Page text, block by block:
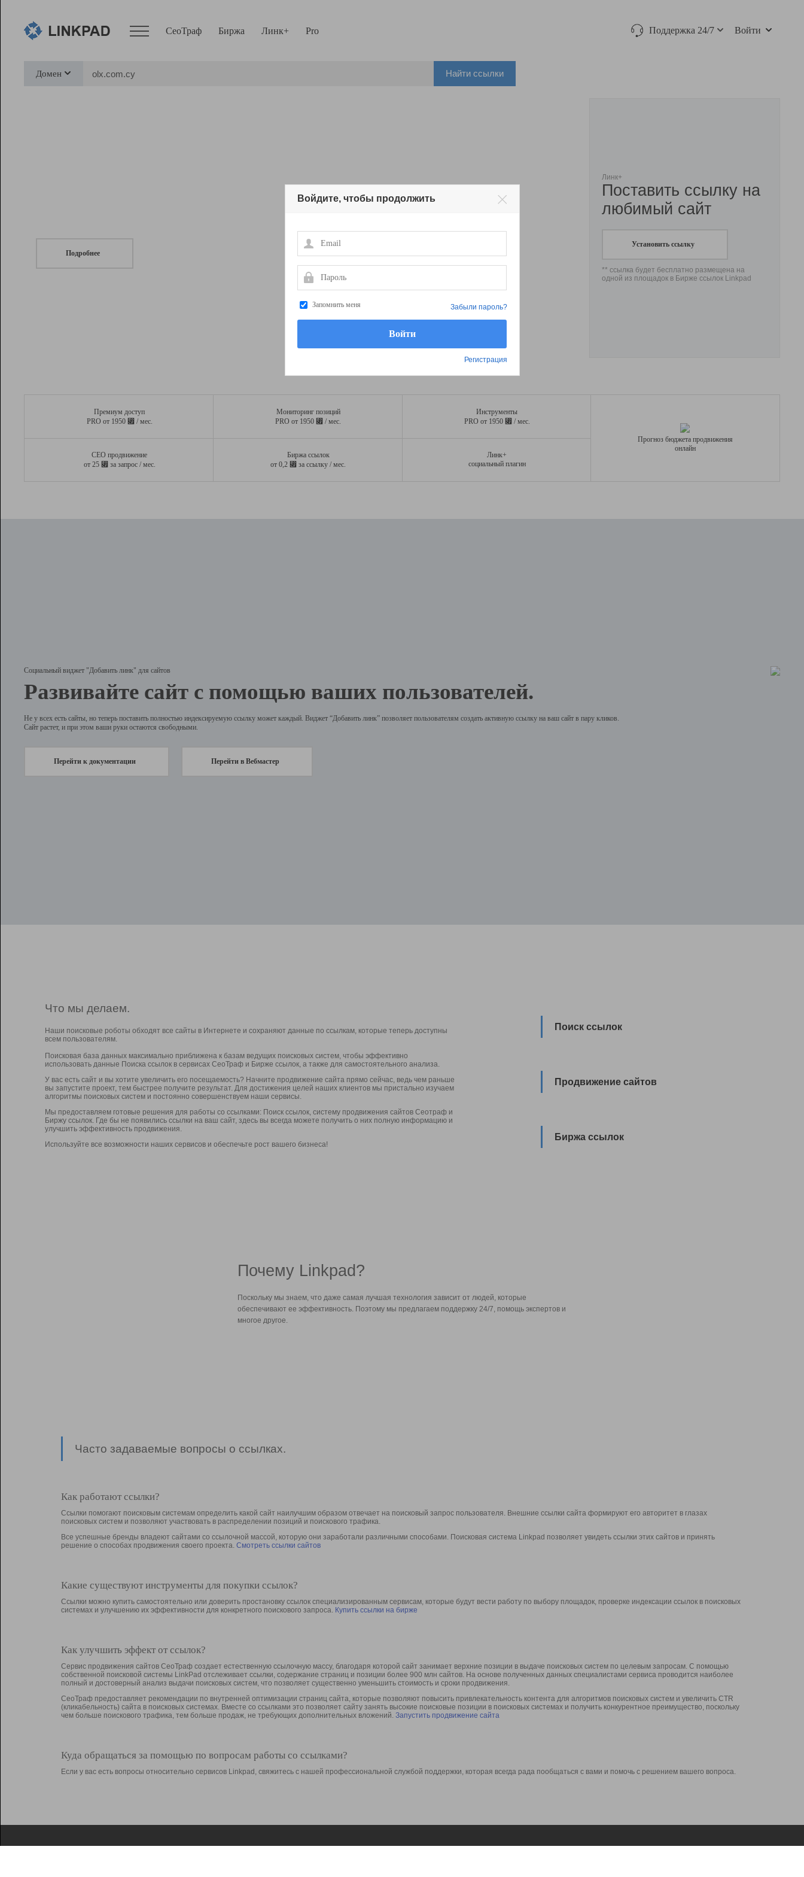
СеоТраф Биржа Линк+ Pro Поддержка 24/7 Войти
Домен Найти ссылки
Подробнее
Линк+
Поставить ссылку на
любимый сайт
Установить ссылку
** ссылка будет бесплатно размещена на
одной из площадок в Бирже ссылок Linkpad
Премиум доступ
PRO от 1950 ⃏ / мес.
Мониторинг позиций
PRO от 1950 ⃏ / мес.
Инструменты
PRO от 1950 ⃏ / мес.
СЕО продвижение
от 25 ⃏ за запрос / мес.
Биржа ссылок
от 0,2 ⃏ за ссылку / мес.
Линк+
социальный плагин
Прогноз бюджета продвижения
онлайн
Социальный виджет "Добавить линк" для сайтов
Развивайте сайт с помощью ваших пользователей.
Не у всех есть сайты, но теперь поставить полностью индексируемую ссылку может каждый. Виджет “Добавить линк” позволяет пользователям создать активную ссылку на ваш сайт в пару кликов.
Сайт растет, и при этом ваши руки остаются свободными.
Перейти к документации Перейти в Вебмастер
Что мы делаем.
Наши поисковые роботы обходят все сайты в Интернете и сохраняют данные по ссылкам, которые теперь доступны
всем пользователям.
Поисковая база данных максимально приближена к базам ведущих поисковых систем, чтобы эффективно
использовать данные Поиска ссылок в сервисах СеоТраф и Бирже ссылок, а также для самостоятельного анализа.
У вас есть сайт и вы хотите увеличить его посещаемость? Начните продвижение сайта прямо сейчас, ведь чем раньше
вы запустите проект, тем быстрее получите результат. Для достижения целей наших клиентов мы пристально изучаем
алгоритмы поисковых систем и постоянно совершенствуем наши сервисы.
Мы предоставляем готовые решения для работы со ссылками: Поиск ссылок, систему продвижения сайтов Сеотраф и
Биржу ссылок. Где бы не появились ссылки на ваш сайт, здесь вы всегда можете получить о них полную информацию и
улучшить эффективность продвижения.
Используйте все возможности наших сервисов и обеспечьте рост вашего бизнеса!
Поиск ссылок
Продвижение сайтов
Биржа ссылок
Почему Linkpad?
Поскольку мы знаем, что даже самая лучшая технология зависит от людей, которые
обеспечивают ее эффективность. Поэтому мы предлагаем поддержку 24/7, помощь экспертов и
многое другое.
Часто задаваемые вопросы о ссылках.
Как работают ссылки?
Ссылки помогают поисковым системам определить какой сайт наилучшим образом отвечает на поисковый запрос пользователя. Внешние ссылки сайта формируют его авторитет в глазах
поисковых систем и позволяют участвовать в раcпределении позиций и поискового трафика.
Все успешные бренды владеют сайтами со ссылочной массой, которую они заработали различными способами. Поисковая система Linkpad позволяет увидеть ссылки этих сайтов и принять
решение о способах продвижения своего проекта. Смотреть ссылки сайтов
Какие существуют инструменты для покупки ссылок?
Ссылки можно купить самостоятельно или доверить простановку ссылок специализированным сервисам, которые будут вести работу по выбору площадок, проверке индексации ссылок в поисковых
системах и улучшению их эффективности для конкретного поискового запроса. Купить ссылки на бирже
Как улучшить эффект от ссылок?
Сервис продвижения сайтов СеоТраф создает естественную ссылочную массу, благодаря которой сайт занимает верхние позиции в выдаче поисковых систем по целевым запросам. С помощью
собственной поисковой системы LinkPad отслеживает ссылки, содержание страниц и позиции более 900 млн сайтов. На основе полученных данных специалистами сервиса проводится наиболее
полный и достоверный анализ выдачи поисковых систем, что позволяет существенно уменьшить стоимость и сроки продвижения.
СеоТраф предоставляет рекомендации по внутренней оптимизации страниц сайта, которые позволяют повысить привлекательность контента для алгоритмов поисковых систем и увеличить CTR
(кликабельность) сайта в поисковых системах. Вместе со ссылками это позволяет сайту занять высокие поисковые позиции в поисковых системах и получить конкурентное преимущество, поскольку
чем больше поискового трафика, тем больше продаж, не требующих дополнительных вложений. Запустить продвижение сайта
Куда обращаться за помощью по вопросам работы со ссылками?
Если у вас есть вопросы относительно сервисов Linkpad, свяжитесь с нашей профессиональной службой поддержки, которая всегда рада пообщаться с вами и помочь с решением вашего вопроса.
Войдите, чтобы продолжить
Email
Пароль
Запомнить меня
Регистрация
Забыли пароль?